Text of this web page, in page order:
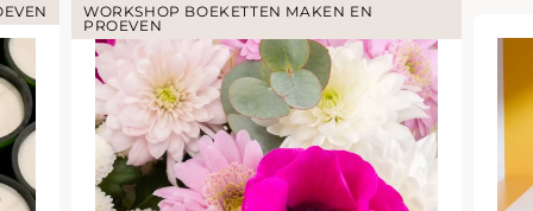
WORKSHOP BOEKETTEN MAKEN EN
PROEVEN